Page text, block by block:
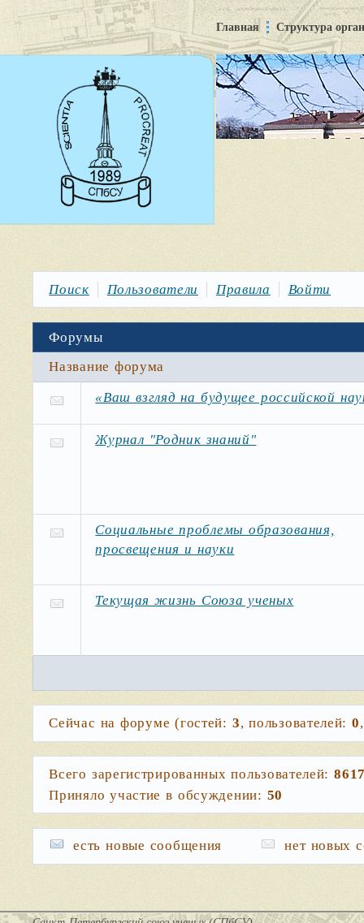
Главная Структура
Поиск Пользователи Правила Войти
Форумы
Название форума
«Ваш взгляд на будущее российской
Журнал "Родник знаний"
Социальные проблемы образования,
просвещения и науки
Текущая жизнь Союза ученых
Сейчас на форуме (гостей: 3, пользователей:0
Всего зарегистрированных пользователей:
Приняло участие в обсуждении: 50
есть новые сообщения нет новых